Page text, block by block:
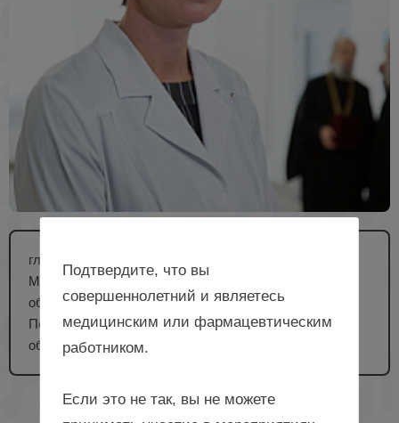
главный внештатный специалист по акушерству
Министерства здравоохранения Архангельской
области, заместитель главного врача - руководитель
Перинатального центра ГБУЗ АО «Архангельская
областная клиническая больница», г. Архангельск
Подтвердите, что вы
совершеннолетний и являетесь
медицинским или фармацевтическим
работником.
Если это не так, вы не можете